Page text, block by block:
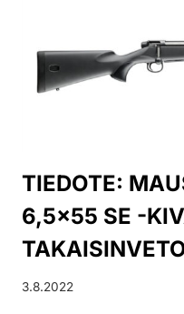
6,5×55
SE
TIEDOTE:
6,5×55 SE -
3.8.2022